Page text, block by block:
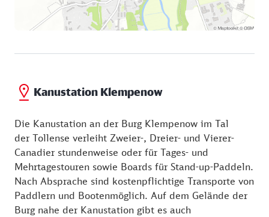
Nach wenigen Metern linker Hand führen Sie die
Straße zum Ufer der Tollense, wo schon Ihr Kanu
schöne Touren im Tollensetal an:
Kanustation Klempenow
Die Kanustation an der Burg Klempenow im Tal
der Tollense verleiht Zweier-, Dreier- und Vierer-
Canadier stundenweise oder für Tages- und
Mehrtagestouren sowie Boards für Stand-up-Paddeln.
Nach Absprache sind kostenpflichtige Transporte von
Paddlern und Bootenmöglich. Auf dem Gelände der
Burg nahe der Kanustation gibt es auch